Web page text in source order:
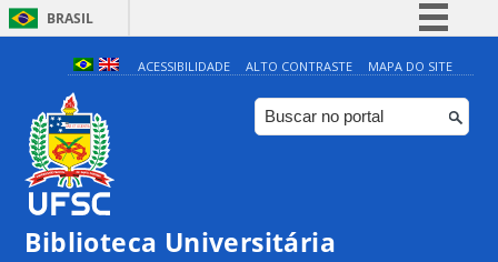
BRASIL
Simplifique!
Comunica BR
Participe
Canais
ACESSIBILIDADE ALTO CONTRASTE MAPA DO SITE
Biblioteca Universitária